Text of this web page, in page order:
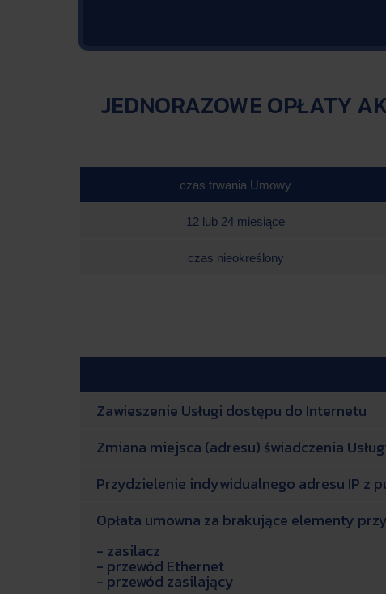
JEDNORAZOWE OPŁATY
czas trwania Umowy
12 lub 24 miesiące
czas nieokreślony
Zawieszenie Usługi dostępu do Internetu
Zmiana miejsca (adresu) świadczenia
Przydzielenie indywidualnego adresu IP z
Opłata umowna za brakujące elementy
- zasilacz
- przewód Ethernet
- przewód zasilający